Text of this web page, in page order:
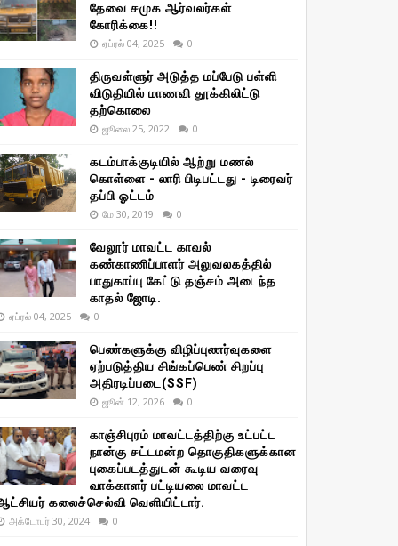
தேவை சமுக ஆர்வலர்கள்
கோரிக்கை!!
ஏப்ரல் 04, 2025 0
திருவள்ளுர் அடுத்த மப்பேடு பள்ளி
விடுதியில் மாணவி தூக்கிலிட்டு
தற்கொலை
ஜூலை 25, 2022 0
கடம்பாக்குடியில் ஆற்று மணல்
கொள்ளை - லாரி பிடிபட்டது - டிரைவர்
தப்பி ஓட்டம்
மே 30, 2019 0
வேலூர் மாவட்ட காவல்
கண்காணிப்பாளர் அலுவலகத்தில்
பாதுகாப்பு கேட்டு தஞ்சம் அடைந்த
காதல் ஜோடி.
ஏப்ரல் 04, 2025 0
பெண்களுக்கு விழிப்புணர்வுகளை
ஏற்படுத்திய சிங்கப்பெண் சிறப்பு
அதிரடிப்படை(SSF)
ஜூன் 12, 2026 0
காஞ்சிபுரம் மாவட்டத்திற்கு உட்பட்ட
நான்கு சட்டமன்ற தொகுதிகளுக்கான
புகைப்படத்துடன் கூடிய வரைவு
வாக்காளர் பட்டியலை மாவட்ட
கலைச்செல்வி வெளியிட்டார்.
அக்டோபர் 30, 2024 0